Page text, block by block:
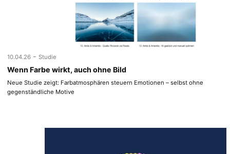
10.04.26 - Studie
Wenn Farbe wirkt, auch ohne Bild
Neue Studie zeigt: Farbatmosphären steuern Emotionen – selbst ohne
gegenständliche Motive